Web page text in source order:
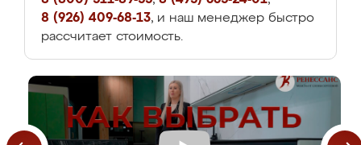
8 (926) 409-68-13, и наш менеджер быстро
рассчитает стоимость.